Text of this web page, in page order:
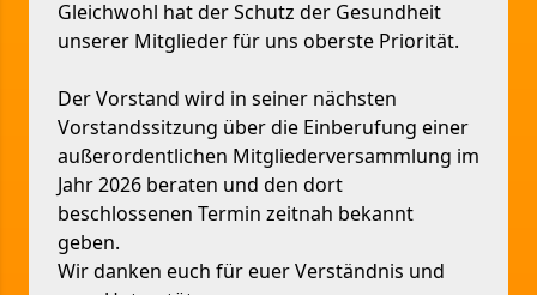
Gleichwohl hat der Schutz der Gesundheit
unserer Mitglieder für uns oberste Priorität.
Der Vorstand wird in seiner nächsten
Vorstandssitzung über die Einberufung einer
außerordentlichen Mitgliederversammlung im
Jahr 2026 beraten und den dort
beschlossenen Termin zeitnah bekannt
geben.
Wir danken euch für euer Verständnis und